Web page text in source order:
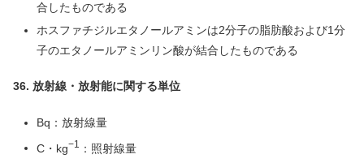
合したものである
ホスファチジルエタノールアミンは2分子の脂肪酸および1分
子のエタノールアミンリン酸が結合したものである
36. 放射線・放射能に関する単位
Bq：放射線量
C・kg−1
：照射線量